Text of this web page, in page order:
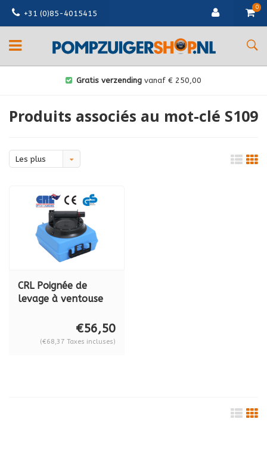
+31 (0)85-4015415
0
Gratis verzending vanaf € 250,00
Produits associés au mot-clé S109
Les plus
CRL Poignée de
levage à ventouse
avec mécanisme de
pompe pour
€56,50
(€68,37 Taxes incluses)